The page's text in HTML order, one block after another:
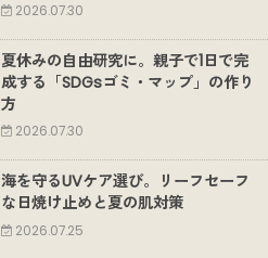
2026.07.30
夏休みの自由研究に。親子で1日で完
成する「SDGsゴミ・マップ」の作り
方
2026.07.30
海を守るUVケア選び。リーフセーフ
な日焼け止めと夏の肌対策
2026.07.25